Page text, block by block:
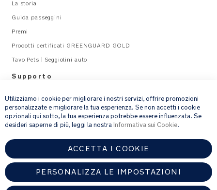
La storia
Guida passeggini
Premi
Prodotti certificati GREENGUARD GOLD
Tavo Pets | Seggiolini auto
Supporto
email address ISCRIVITI
Fornendo l’indirizzo e-mail, acconsenti a ricevere via e-mail la nostra
newsletter e le informazioni su prodotti e offerte che potrebbero
interessarti.
Per ulteriori dettagli sul trattamento dei dati personali, consulta la
nostrainformativa sulla privacy.
Utilizziamo i cookie per migliorare i nostri servizi, offrire promozioni
personalizzate e migliorare la tua esperienza. Se non accetti i cookie
opzionali qui sotto, la tua esperienza potrebbe essere influenzata. Se
desideri saperne di più, leggi la nostra Informativa sui Cookie.
ACCETTA I COOKIE
PERSONALIZZA LE IMPOSTAZIONI